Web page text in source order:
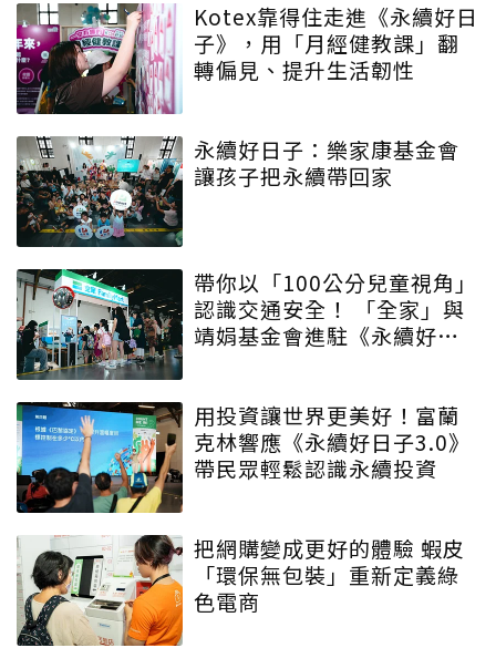
Kotex靠得住走進《永續好日
子》，用「月經健教課」翻
轉偏見、提升生活韌性
永續好日子：樂家康基金會
讓孩子把永續帶回家
帶你以「100公分兒童視角」
認識交通安全！ 「全家」與
靖娟基金會進駐《永續好日
用投資讓世界更美好！富蘭
克林響應《永續好日子3.0》
帶民眾輕鬆認識永續投資
把網購變成更好的體驗 蝦皮
「環保無包裝」重新定義綠
色電商